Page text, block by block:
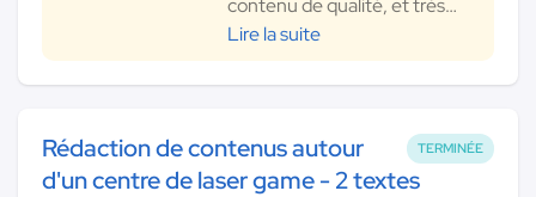
contenu de qualité, et très…
Lire la suite
TERMINÉE
Rédaction de contenus autour
d'un centre de laser game - 2 textes